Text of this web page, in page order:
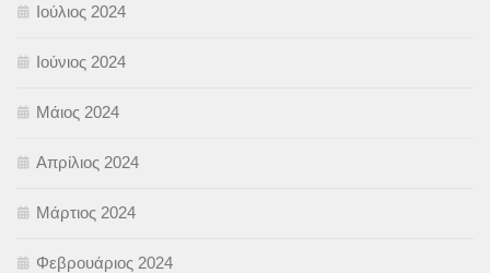
Ιούλιος 2024
Ιούνιος 2024
Μάιος 2024
Απρίλιος 2024
Μάρτιος 2024
Φεβρουάριος 2024